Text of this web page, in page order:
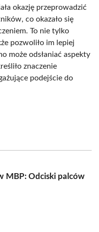
okazję przeprowadzić
co okazało się
To nie tylko
pozwoliło im lepiej
może odsłaniać aspekty
znaczenie
podejście do
MBP: Odciski palców